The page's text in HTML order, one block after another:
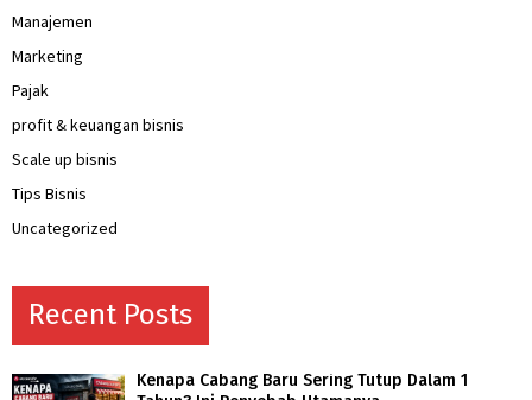
Manajemen
Marketing
Pajak
profit & keuangan bisnis
Scale up bisnis
Tips Bisnis
Uncategorized
Recent Posts
Kenapa Cabang Baru Sering Tutup Dalam 1